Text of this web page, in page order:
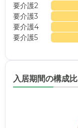
要介護2
要介護3
要介護4
要介護5
入居期間の構成比